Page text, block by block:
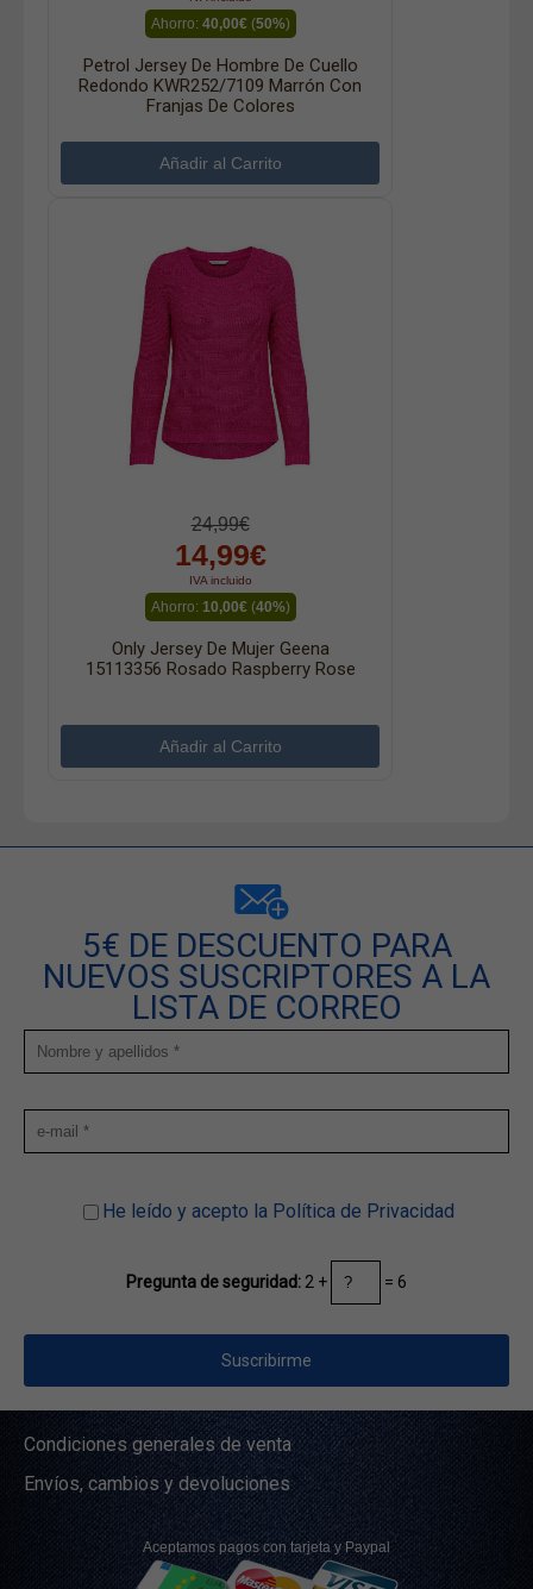
Ahorro: 40,00€(50%)
Petrol Jersey De Hombre De Cuello
Redondo KWR252/7109 Marrón Con
Franjas De Colores
24,99€
14,99€
IVA incluido
Ahorro: 10,00€(40%)
Only Jersey De Mujer Geena
15113356 Rosado Raspberry Rose
5€ DE DESCUENTO PARA
NUEVOS SUSCRIPTORES A LA
LISTA DE CORREO
He leído y acepto la Política de Privacidad
Pregunta de seguridad: 2 + = 6
Condiciones generales de venta
Envíos, cambios y devoluciones
Aceptamos pagos con tarjeta y Paypal